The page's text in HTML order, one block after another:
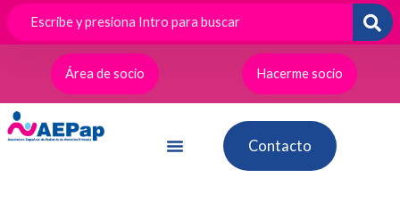
contenido
Área de socio
Hacerme socio
Contacto